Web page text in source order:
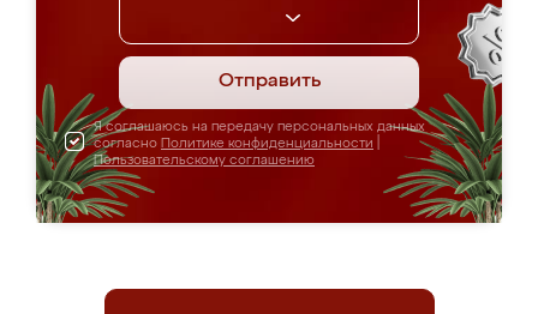
Отправить
Я соглашаюсь на передачу персональных данных
согласно Политике конфиденциальности
Пользовательскому соглашению